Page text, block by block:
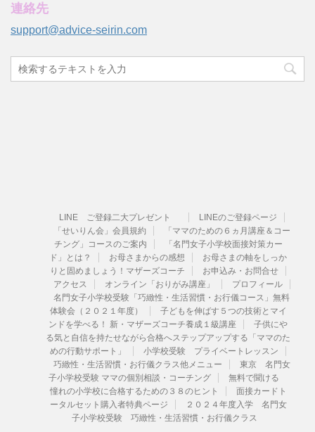
連絡先
support@advice-seirin.com
LINE ご登録二大プレゼント
LINEのご登録ページ
「せいりん会」会員規約
「ママのための６ヵ月講座＆コー
チング」コースのご案内
「名門女子小学校面接対策カー
ド」とは？
お母さまからの感想
お母さまの軸をしっか
りと固めましょう！マザーズコーチ
お申込み・お問合せ
アクセス
オンライン「おりがみ講座」
プロフィール
名門女子小学校受験「巧緻性・生活習慣・お行儀コース」無料
体験会（２０２１年度）
子どもを伸ばす５つの技術とマイ
ンドを学べる！ 新・マザーズコーチ養成１級講座
子供にや
る気と自信を持たせながら合格へステップアップする「ママのた
めの行動サポート」
小学校受験 プライベートレッスン
巧緻性・生活習慣・お行儀クラス他メニュー
東京 名門女
子小学校受験 ママの個別相談・コーチング
無料で聞ける
憧れの小学校に合格するための３８のヒント
面接カードト
ータルセット購入者特典ページ
２０２４年度入学 名門女
子小学校受験 巧緻性・生活習慣・お行儀クラス